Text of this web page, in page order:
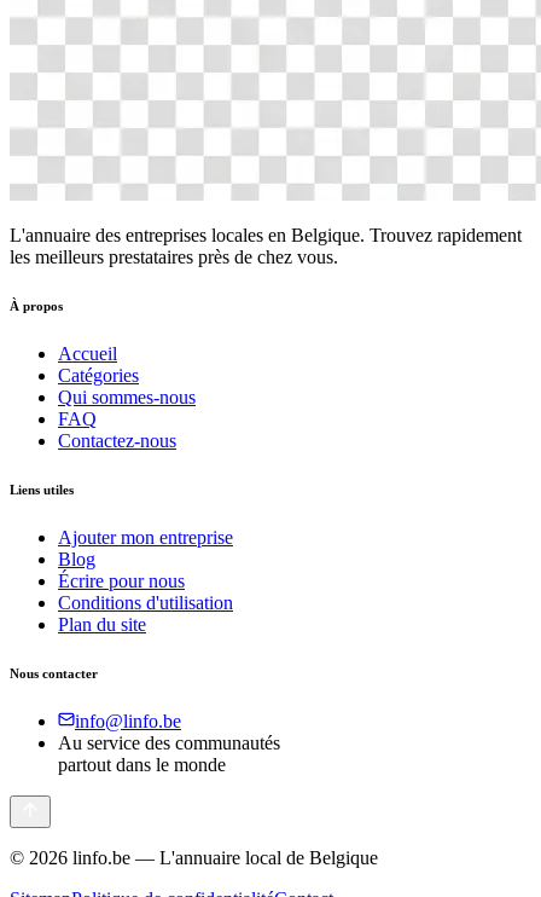
L'annuaire des entreprises locales en Belgique. Trouvez rapidement
les meilleurs prestataires près de chez vous.
À propos
Accueil
Catégories
Qui sommes-nous
FAQ
Contactez-nous
Liens utiles
Ajouter mon entreprise
Blog
Écrire pour nous
Conditions d'utilisation
Plan du site
Nous contacter
info@linfo.be
Au service des communautés
partout dans le monde
© 2026 linfo.be — L'annuaire local de Belgique